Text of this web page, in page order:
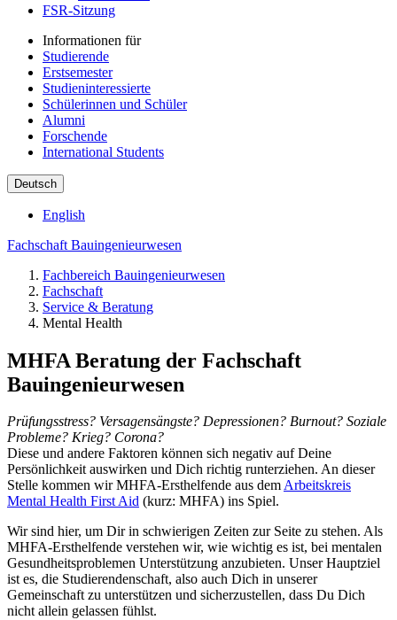
FSR-Sitzung
Informationen für
Studierende
Erstsemester
Studieninteressierte
Schülerinnen und Schüler
Alumni
Forschende
International Students
Deutsch
English
Fachschaft Bauingenieurwesen
Fachbereich Bauingenieurwesen
Fachschaft
Service & Beratung
Mental Health
MHFA Beratung der Fachschaft
Bauingenieurwesen
Prüfungsstress? Versagensängste? Depressionen? Burnout? Soziale
Probleme? Krieg? Corona?
Diese und andere Faktoren können sich negativ auf Deine
Persönlichkeit auswirken und Dich richtig runterziehen. An dieser
Stelle kommen wir MHFA-Ersthelfende aus demArbeitskreis
Mental Health First Aid (kurz: MHFA) ins Spiel.
Wir sind hier, um Dir in schwierigen Zeiten zur Seite zu stehen. Als
MHFA-Ersthelfende verstehen wir, wie wichtig es ist, bei mentalen
Gesundheitsproblemen Unterstützung anzubieten. Unser Hauptziel
ist es, die Studierendenschaft, also auch Dich in unserer
Gemeinschaft zu unterstützen und sicherzustellen, dass Du Dich
nicht allein gelassen fühlst.